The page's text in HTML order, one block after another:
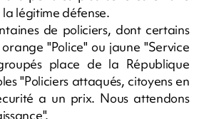
la légitime défense.
de policiers, dont certains
"Police" ou jaune "Service
place de la République
"Policiers attaqués, citoyens en
a un prix. Nous attendons